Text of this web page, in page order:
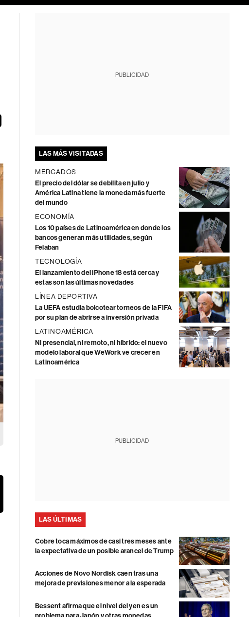
PUBLICIDAD
LAS MÁS VISITADAS
MERCADOS
El precio del dólar se debilita en julio y
América Latina tiene la moneda más fuerte
del mundo
ECONOMÍA
Los 10 países de Latinoamérica en donde los
bancos generan más utilidades, según
Felaban
TECNOLOGÍA
El lanzamiento del iPhone 18 está cerca y
estas son las últimas novedades
LÍNEA DEPORTIVA
La UEFA estudia boicotear torneos de la FIFA
por su plan de abrirse a inversión privada
LATINOAMÉRICA
Ni presencial, ni remoto, ni híbrido: el nuevo
modelo laboral que WeWork ve crecer en
Latinoamérica
PUBLICIDAD
LAS ÚLTIMAS
Cobre toca máximos de casi tres meses ante
la expectativa de un posible arancel de Trump
Acciones de Novo Nordisk caen tras una
mejora de previsiones menor a la esperada
Bessent afirma que el nivel del yen es un